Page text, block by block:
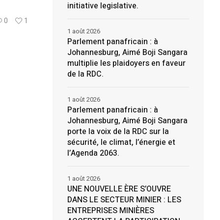
0 1
initiative legislative.
Parlement panafricain : à
Johannesburg, Aimé Boji Sangara
multiplie les plaidoyers en faveur
de la RDC.
1 août 2026
Parlement panafricain : à
Johannesburg, Aimé Boji Sangara
porte la voix de la RDC sur la
sécurité, le climat, l’énergie et
l’Agenda 2063.
1 août 2026
UNE NOUVELLE ÈRE S’OUVRE
DANS LE SECTEUR MINIER : LES
ENTREPRISES MINIÈRES
1 août 2026